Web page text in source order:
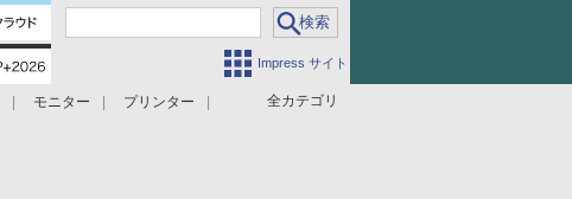
Impress サイト
全カテゴリ
モニター
プリンター